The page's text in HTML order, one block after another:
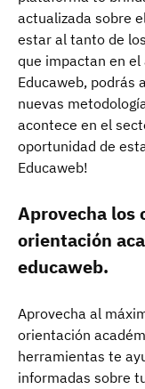
actualizada sobre
estar al tanto de
que impactan en el
Educaweb, podrás
nuevas
acontece en el
oportunidad de
Educaweb!
Aprovecha los
orientación
educaweb.
Aprovecha al
orientación
herramientas te
informadas sobre